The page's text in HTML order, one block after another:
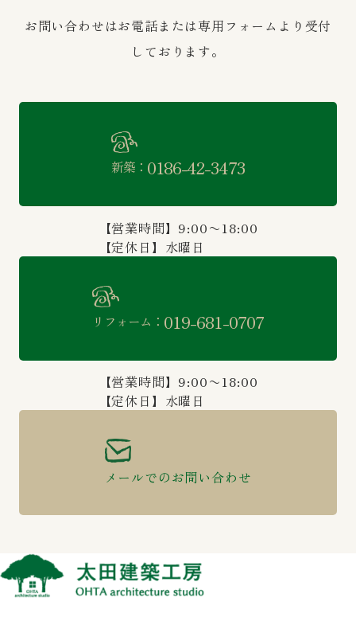
お問い合わせはお電話または専用フォームより受付
しております。
新築： 0186-42-3473
【営業時間】9:00〜18:00
【定休日】水曜日
リフォーム： 019-681-0707
【営業時間】9:00〜18:00
【定休日】水曜日
メールでのお問い合わせ